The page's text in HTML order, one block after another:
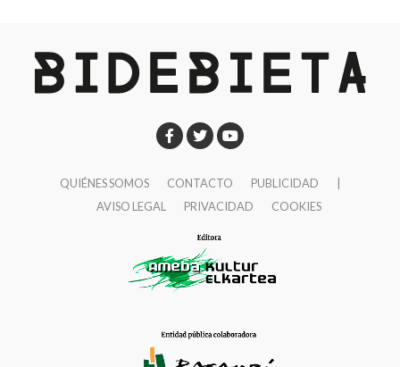
QUIÉNES SOMOS CONTACTO PUBLICIDAD
AVISO LEGAL
PRIVACIDAD COOKIES